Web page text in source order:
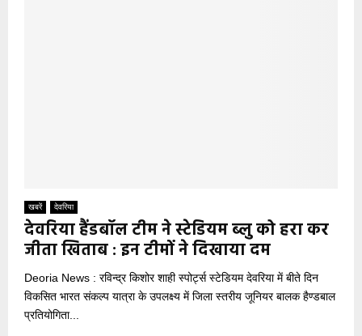
खबरें देवरिया
देवरिया हैंडबॉल टीम ने स्टेडियम ब्लु को हरा कर
जीता खिताब : इन टीमों ने दिखाया दम
Deoria News : रविन्द्र किशोर शाही स्पोर्ट्स स्टेडियम देवरिया में बीते दिन
विकसित भारत संकल्प यात्रा के उपलक्ष्य में जिला स्तरीय जूनियर बालक हैण्डबाल
प्रतियोगिता...